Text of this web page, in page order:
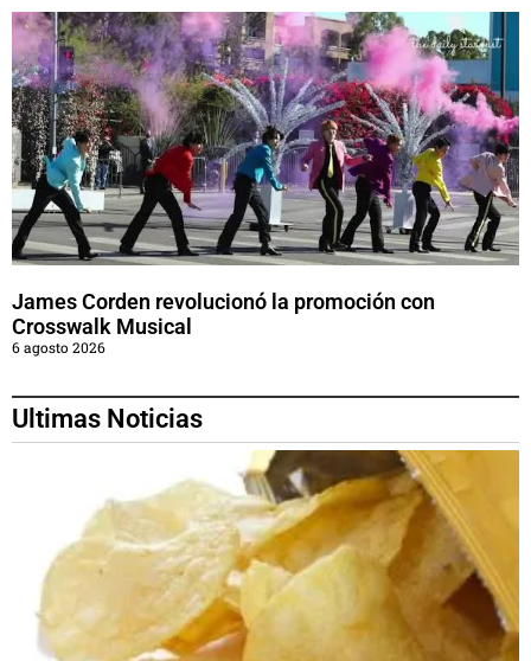
James Corden revolucionó la promoción con
Crosswalk Musical
6 agosto 2026
Ultimas Noticias